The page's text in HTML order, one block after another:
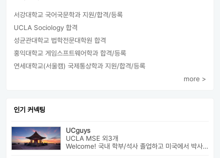
서강대학교 국어국문학과 지원/합격/등록
UCLA Sociology 합격
성균관대학교 법학전문대학원 합격
홍익대학교 게임스프트웨어학과 합격/등록
연세대학교(서울캠) 국제통상학과 지원/합격/등록
more >
인기 커넥팅
UCguys
UCLA MSE 외3개
Welcome! 국내 학부/석사 졸업하고 미국에서 박사과정 재학중입니다. ...